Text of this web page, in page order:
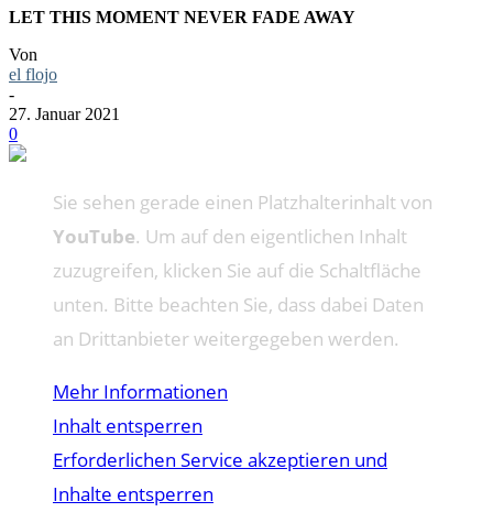
LET THIS MOMENT NEVER FADE AWAY
Von
el flojo
-
27. Januar 2021
0
Sie sehen gerade einen Platzhalterinhalt von
YouTube. Um auf den eigentlichen Inhalt
zuzugreifen, klicken Sie auf die Schaltfläche
unten. Bitte beachten Sie, dass dabei Daten
an Drittanbieter weitergegeben werden.
Mehr Informationen
Inhalt entsperren
Erforderlichen Service akzeptieren und
Inhalte entsperren